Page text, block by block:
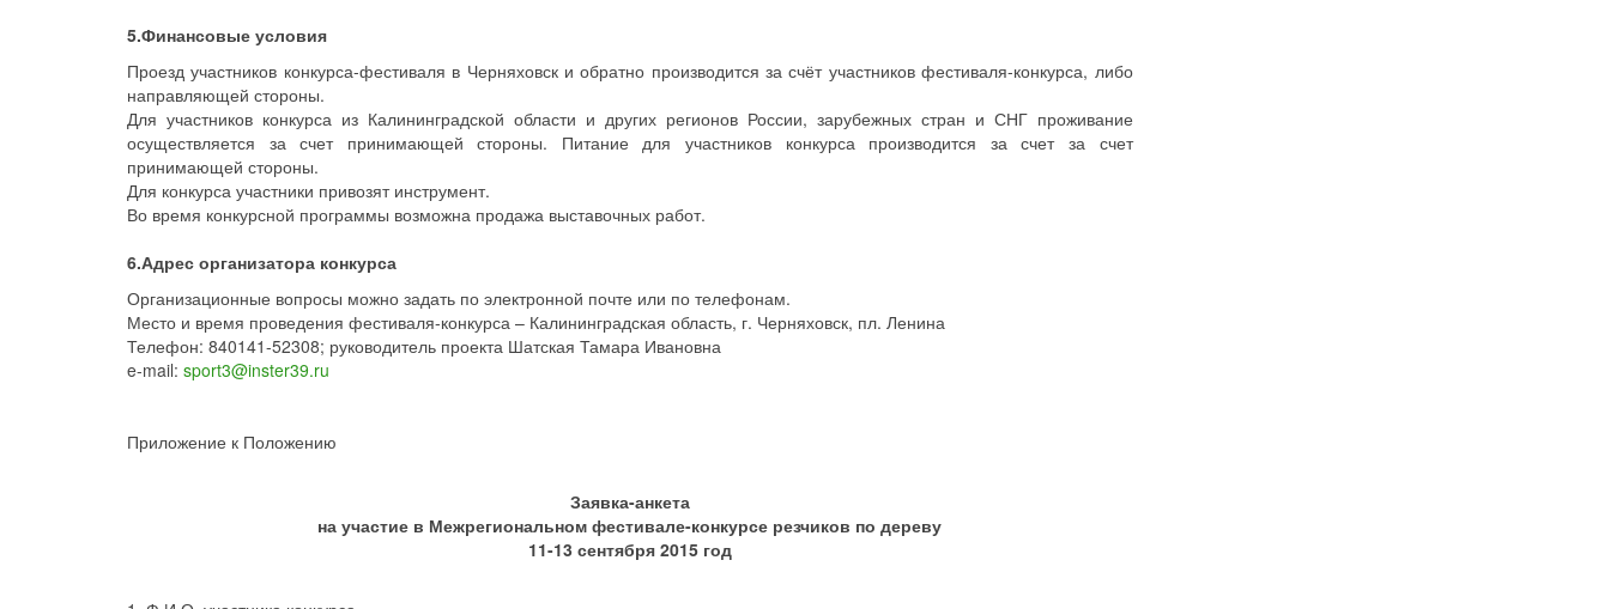
5.Финансовые условия
Проезд участников конкурса-фестиваля в Черняховск и обратно производится за счёт участников фестиваля-конкурса, либо
направляющей стороны.
Для участников конкурса из Калининградской области и других регионов России, зарубежных стран и СНГ проживание
осуществляется за счет принимающей стороны. Питание для участников конкурса производится за счет за счет
принимающей стороны.
Для конкурса участники привозят инструмент.
Во время конкурсной программы возможна продажа выставочных работ.
6.Адрес организатора конкурса
Организационные вопросы можно задать по электронной почте или по телефонам.
Место и время проведения фестиваля-конкурса – Калининградская область, г. Черняховск, пл. Ленина
Телефон: 840141-52308; руководитель проекта Шатская Тамара Ивановна
e-mail: sport3@inster39.ru
Приложение к Положению
Заявка-анкета
на участие в Межрегиональном фестивале-конкурсе резчиков по дереву
11-13 сентября 2015 год